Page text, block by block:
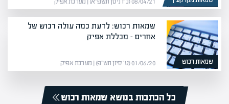
08/04/21 (כ״ו ניסן תשפ״א) | מערכת אפיק
שמאות רכוש
שמאות רכוש: לדעת כמה עולה רכוש של
אחרים – מכללת אפיק
01/06/20 (ט׳ סיון תש״פ) | מערכת אפיק
כל הכתבות בנושא שמאות רכוש